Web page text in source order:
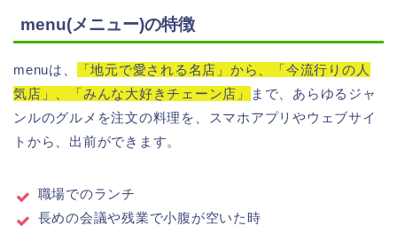
menu(メニュー)の特徴
menuは、
「地元で愛される名店」から、「今流行りの人
気店」、「みんな大好きチェーン店」
まで、あらゆるジャ
ンルのグルメを注文の料理を、スマホアプリやウェブサイ
トから、出前ができます。
職場でのランチ
長めの会議や残業で小腹が空いた時